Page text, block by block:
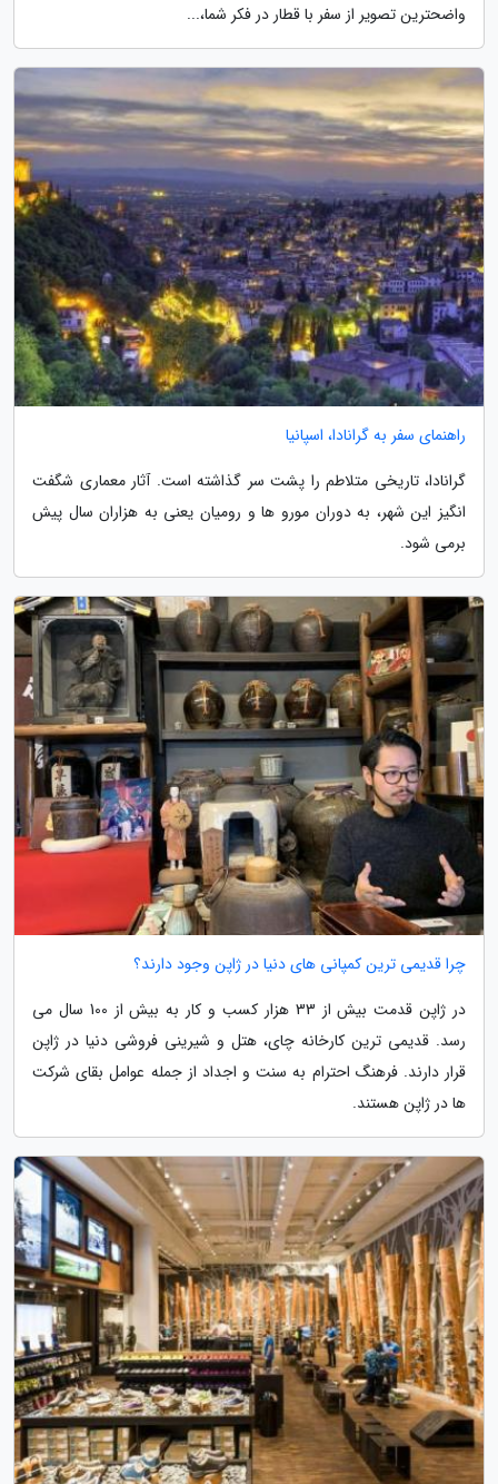
واضحترین تصویر از سفر با قطار در فکر شما،...
راهنمای سفر به گرانادا، اسپانیا
گرانادا، تاریخی متلاطم را پشت سر گذاشته است. آثار معماری شگفت
انگیز این شهر، به دوران مورو ها و رومیان یعنی به هزاران سال پیش
برمی شود.
چرا قدیمی ترین کمپانی های دنیا در ژاپن وجود دارند؟
در ژاپن قدمت بیش از 33 هزار کسب و کار به بیش از 100 سال می
رسد. قدیمی ترین کارخانه چای، هتل و شیرینی فروشی دنیا در ژاپن
قرار دارند. فرهنگ احترام به سنت و اجداد از جمله عوامل بقای شرکت
ها در ژاپن هستند.